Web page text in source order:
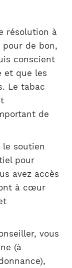
résolution à
pour de bon,
conscient
et que les
Le tabac
de
soutien
pour
avez accès
à cœur
vous
(à